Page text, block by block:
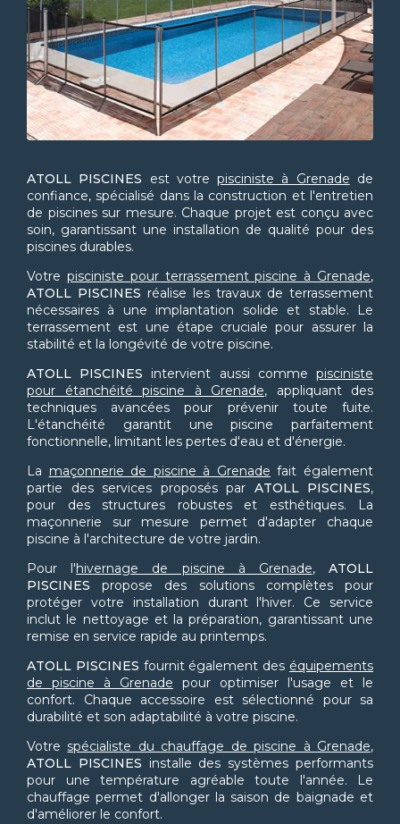
ATOLL PISCINES est votrepisciniste à Grenade de
confiance, spécialisé dans la construction et l'entretien
de piscines sur mesure. Chaque projet est conçu avec
soin, garantissant une installation de qualité pour des
piscines durables.
Votre pisciniste pour terrassement piscine à Grenade,
ATOLL PISCINES réalise les travaux de terrassement
nécessaires à une implantation solide et stable. Le
terrassement est une étape cruciale pour assurer la
stabilité et la longévité de votre piscine.
ATOLL PISCINES intervient aussi commepisciniste
pour étanchéité piscine à Grenade, appliquant des
techniques avancées pour prévenir toute fuite.
L'étanchéité garantit une piscine parfaitement
fonctionnelle, limitant les pertes d'eau et d'énergie.
La maçonnerie de piscine à Grenade fait également
partie des services proposés par ATOLL PISCINES,
pour des structures robustes et esthétiques. La
maçonnerie sur mesure permet d'adapter chaque
piscine à l'architecture de votre jardin.
Pour l'hivernage de piscine à Grenade,ATOLL
PISCINES propose des solutions complètes pour
protéger votre installation durant l'hiver. Ce service
inclut le nettoyage et la préparation, garantissant une
remise en service rapide au printemps.
ATOLL PISCINES fournit également des équipements
de piscine à Grenade pour optimiser l'usage et le
confort. Chaque accessoire est sélectionné pour sa
durabilité et son adaptabilité à votre piscine.
Votre spécialiste du chauffage de piscine à Grenade,
ATOLL PISCINES installe des systèmes performants
pour une température agréable toute l'année. Le
chauffage permet d'allonger la saison de baignade et
d'améliorer le confort.